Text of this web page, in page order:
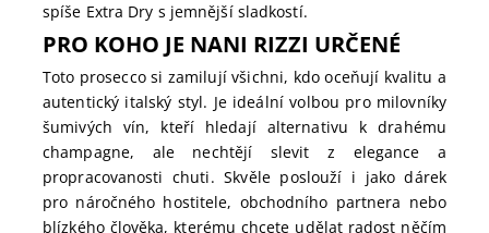
spíše Extra Dry s jemnější sladkostí.
PRO KOHO JE NANI RIZZI URČENÉ
Toto prosecco si zamilují všichni, kdo oceňují kvalitu a
autentický italský styl. Je ideální volbou pro milovníky
šumivých vín, kteří hledají alternativu k drahému
champagne, ale nechtějí slevit z elegance a
propracovanosti chuti. Skvěle poslouží i jako dárek
pro náročného hostitele, obchodního partnera nebo
blízkého člověka, kterému chcete udělat radost něčím